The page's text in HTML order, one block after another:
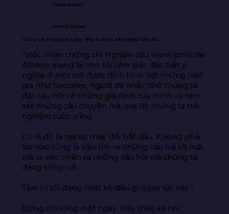
Cheena Kaul
United States
“Đừng chỉ sống qua ngày. Hãy kiến tạo nên ngày hôm đó.”
“Việc nhận chứng chỉ Nghiên cứu Hạnh phúc tại
Athens mang lại cho tôi cảm giác đặc biệt ý
nghĩa, ở một nơi được định hình bởi những triết
gia như Socrates, người đã nhắc nhở chúng ta
đặt câu hỏi về những giả định của mình và xem
xét những câu chuyện mà qua đó chúng ta trải
nghiệm cuộc sống.
Có lẽ đó là nơi sự thay đổi bắt đầu. Không phải
lúc nào cũng là việc tìm ra những câu trả lời mới,
mà là việc nhận ra những câu hỏi mà chúng ta
đang sống với.
Tâm trí tôi đang thiết kế điều gì ngay lúc này?
Đừng chỉ sống một ngày. Hãy thiết kế nó.”